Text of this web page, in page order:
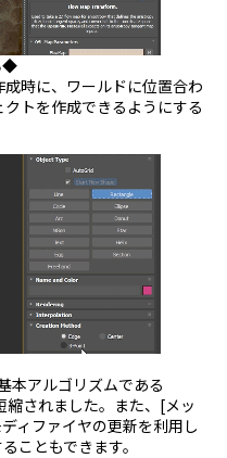
◆
時に、ワールドに位置合わ
トを作成できるようにする
アルゴリズムである
されました。また、[メッ
ィファイヤの更新を利用し
こともできます。